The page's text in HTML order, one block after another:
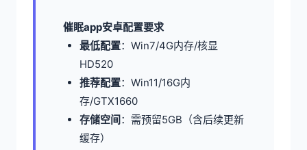
催眠app安卓配置要求
​最低配置​​：Win7/4G内存/核显
HD520
​推荐配置​​：Win11/16G内
存/GTX1660
​存储空间​​：需预留5GB（含后续更新
缓存）